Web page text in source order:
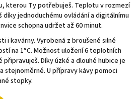
kterou Ty potřebuješ. Teplotu v rozmezí
díky jednoduchému ovládání a digitálnímu
schopna udržet až 60 minut.
i kavárny. Vyrobená z broušené silné
na 1°C. Možnost uložení 6 teplotních
Díky úzké a dlouhé hubice je
stejnoměrné. U přípravy kávy pomoci
stopky.